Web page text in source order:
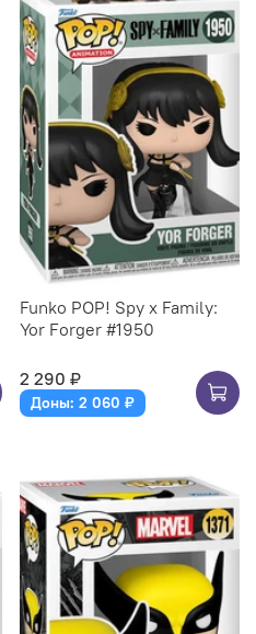
Funko POP! Spy x Family:
Yor Forger #1950
2 290 ₽
Доны: 2 060 ₽